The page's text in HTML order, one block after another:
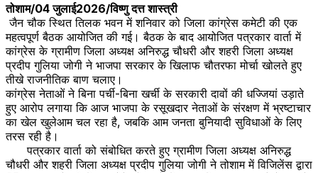
तोशाम/04 जुलाई2026/विष्णु दत्त शास्त्री
जैन चौक स्थित तिलक भवन में शनिवार को जिला कांग्रेस कमेटी की एक
महत्वपूर्ण बैठक आयोजित की गई। बैठक के बाद आयोजित पत्रकार वार्ता में
कांग्रेस के ग्रामीण जिला अध्यक्ष अनिरुद्ध चौधरी और शहरी जिला अध्यक्ष
प्रदीप गुलिया जोगी ने भाजपा सरकार के खिलाफ चौतरफा मोर्चा खोलते हुए
तीखे राजनीतिक बाण चलाए।
कांग्रेस नेताओं ने बिना पर्ची-बिना खर्ची के सरकारी दावों की धज्जियां उड़ाते
हुए आरोप लगाया कि आज भाजपा के रसूखदार नेताओं के संरक्षण में भ्रष्टाचार
का खेल खुलेआम चल रहा है, जबकि आम जनता बुनियादी सुविधाओं के लिए
तरस रही है।
पत्रकार वार्ता को संबोधित करते हुए ग्रामीण जिला अध्यक्ष अनिरुद्ध
चौधरी और शहरी जिला अध्यक्ष प्रदीप गुलिया जोगी ने तोशाम में विजिलेंस द्वारा